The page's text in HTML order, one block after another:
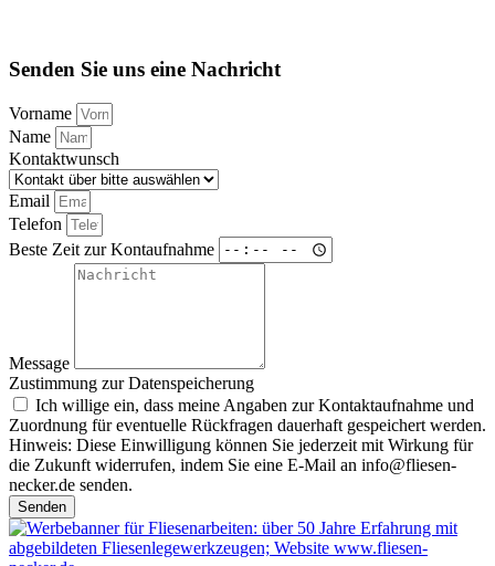
Senden Sie uns eine Nachricht
Vorname
Name
Kontaktwunsch
Email
Telefon
Beste Zeit zur Kontaufnahme
Message
Zustimmung zur Datenspeicherung
Ich willige ein, dass meine Angaben zur Kontaktaufnahme und
Zuordnung für eventuelle Rückfragen dauerhaft gespeichert werden.
Hinweis: Diese Einwilligung können Sie jederzeit mit Wirkung für
die Zukunft widerrufen, indem Sie eine E-Mail an info@fliesen-
necker.de senden.
Senden